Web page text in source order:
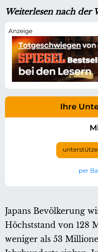
Weiterlesen nach der
Ihre
per
Japans Bevölkerung
Höchststand von 128
weniger als 53